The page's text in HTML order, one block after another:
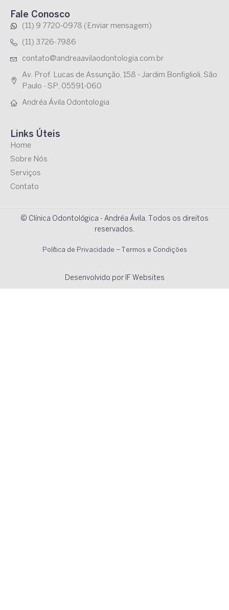
Links Úteis
Home
Sobre Nós
Serviços
Contato
Fale Conosco
(11) 9 7720-0978 (Enviar mensagem)
(11) 3726-7986
contato@andreaavilaodontologia.com.br
Av. Prof. Lucas de Assunção, 158 - Jardim Bonfiglioli, São
Paulo - SP, 05591-060
Andréa Ávila Odontologia
© Clínica Odontológica - Andréa Ávila. Todos os direitos
reservados.
Política de Privacidade – Termos e Condições
Desenvolvido por IF Websites